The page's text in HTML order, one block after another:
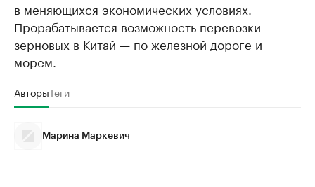
в меняющихся экономических условиях.
Прорабатывается возможность перевозки
зерновых в Китай — по железной дороге и
морем.
АвторыТеги
Марина Маркевич